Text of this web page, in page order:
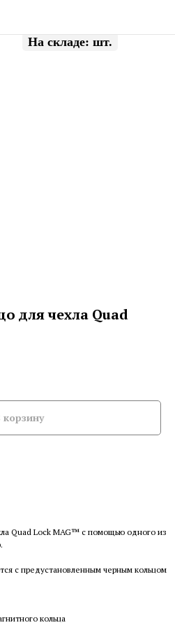
для чехла Quad
корзину
Quad Lock MAG™ с помощью одного из
с предустановленным черным кольцом
кольца